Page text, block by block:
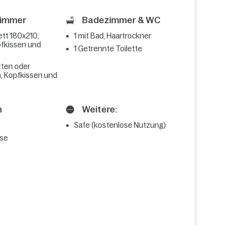
180x210,
und
oder
Kopfkissen und
Badezimmer & WC
1 mit Bad, Haartrockner
1 Getrennte Toilette
Weitere:
Safe (kostenlose Nutzung)